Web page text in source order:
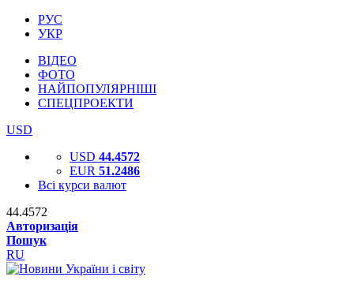
РУС
УКР
ВІДЕО
ФОТО
НАЙПОПУЛЯРНІШІ
СПЕЦПРОЕКТИ
USD
USD 44.4572
EUR 51.2486
Всі курси валют
44.4572
Авторизація
Пошук
RU